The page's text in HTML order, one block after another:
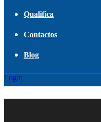
Qualifica
Contactos
Blog
Login